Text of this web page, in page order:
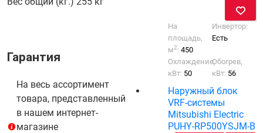
Гарантия
На весь ассортимент
товара, представленный
в нашем интернет-
магазине
На
площадь,
м2:450
Инвертор:
Есть
Охлаждение,
кВт: 50
Обогрев,
кВт: 56
Наружный блок
VRF-системы
Mitsubishi Electric
PUHY-RP500YSJM-B